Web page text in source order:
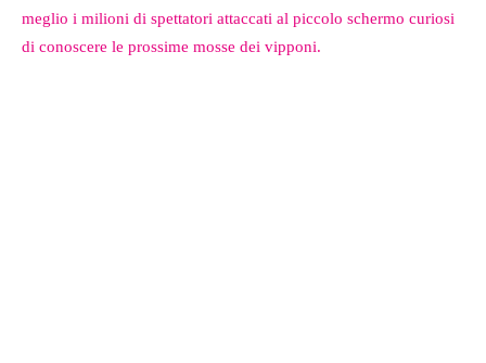
meglio i milioni di spettatori attaccati al piccolo schermo curiosi
di conoscere le prossime mosse dei vipponi.